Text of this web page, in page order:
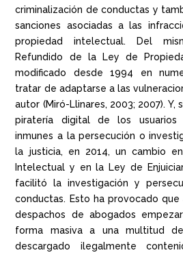
criminalización de conductas y
sanciones asociadas a las
propiedad intelectual. Del
Refundido de la Ley de
modificado desde 1994 en
tratar de adaptarse a las
autor (Miró-Llinares, 2003; 2007).
piratería digital de los usuarios
inmunes a la persecución o
la justicia, en 2014, un cambio
Intelectual y en la Ley de
facilitó la investigación y
conductas. Esto ha provocado
despachos de abogados
forma masiva a una multitud
descargado ilegalmente